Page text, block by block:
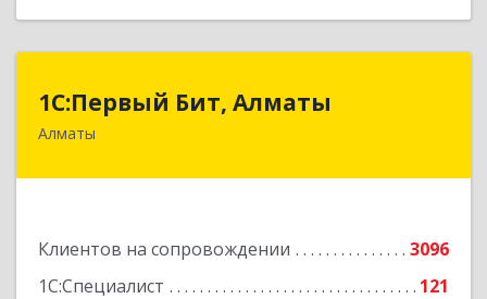
1С:Первый Бит, Алматы
Алматы
Клиентов на сопровождении
3096
1С:Специалист
121
1С:Первый Бит, Алматы
050046, Казахстан, Алматы,ул. Сатпаева, д. 90/1,